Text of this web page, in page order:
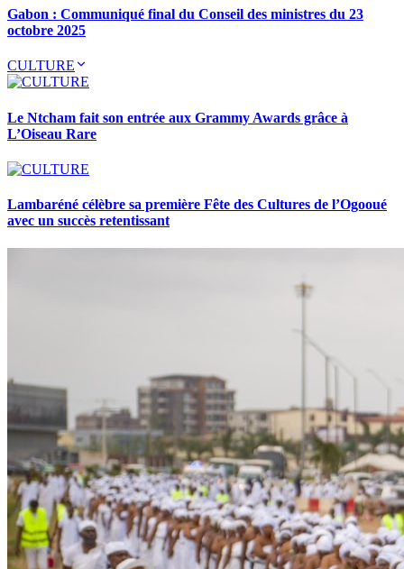
Gabon : Communiqué final du Conseil des ministres du 23
octobre 2025
CULTURE
Le Ntcham fait son entrée aux Grammy Awards grâce à
L’Oiseau Rare
Lambaréné célèbre sa première Fête des Cultures de l’Ogooué
avec un succès retentissant